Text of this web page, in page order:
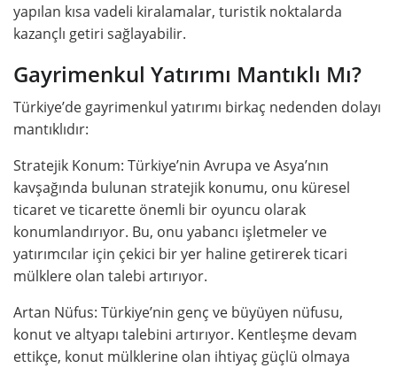
yapılan kısa vadeli kiralamalar, turistik noktalarda
kazançlı getiri sağlayabilir.
Gayrimenkul Yatırımı Mantıklı Mı?
Türkiye’de gayrimenkul yatırımı birkaç nedenden dolayı
mantıklıdır:
Stratejik Konum: Türkiye’nin Avrupa ve Asya’nın
kavşağında bulunan stratejik konumu, onu küresel
ticaret ve ticarette önemli bir oyuncu olarak
konumlandırıyor. Bu, onu yabancı işletmeler ve
yatırımcılar için çekici bir yer haline getirerek ticari
mülklere olan talebi artırıyor.
Artan Nüfus: Türkiye’nin genç ve büyüyen nüfusu,
konut ve altyapı talebini artırıyor. Kentleşme devam
ettikçe, konut mülklerine olan ihtiyaç güçlü olmaya